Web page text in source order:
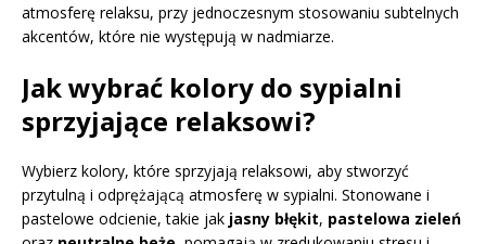
atmosferę relaksu, przy jednoczesnym stosowaniu subtelnych
akcentów, które nie występują w nadmiarze.
Jak wybrać kolory do sypialni
sprzyjające relaksowi?
Wybierz kolory, które sprzyjają relaksowi, aby stworzyć
przytulną i odprężającą atmosferę w sypialni. Stonowane i
pastelowe odcienie, takie jak jasny błękit, pastelowa zieleń